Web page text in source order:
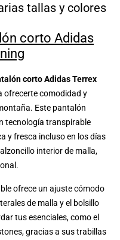
tallas y colores
corto Adidas
corto Adidas Terrex
ofrecerte comodidad y
Este pantalón
tecnología transpirable
y fresca incluso en los días
interior de malla,
ofrece un ajuste cómodo
de malla y el bolsillo
tus esenciales, como el
gracias a sus trabillas